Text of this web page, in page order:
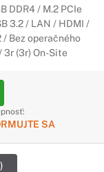
DDR4 / M.2 PCIe
3.2 / LAN / HDMI /
/ Bez operačného
3r (3r) On-Site
SA